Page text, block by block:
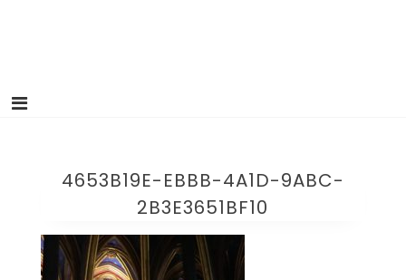
4653B19E-EBBB-4A1D-9ABC-
2B3E3651BF10